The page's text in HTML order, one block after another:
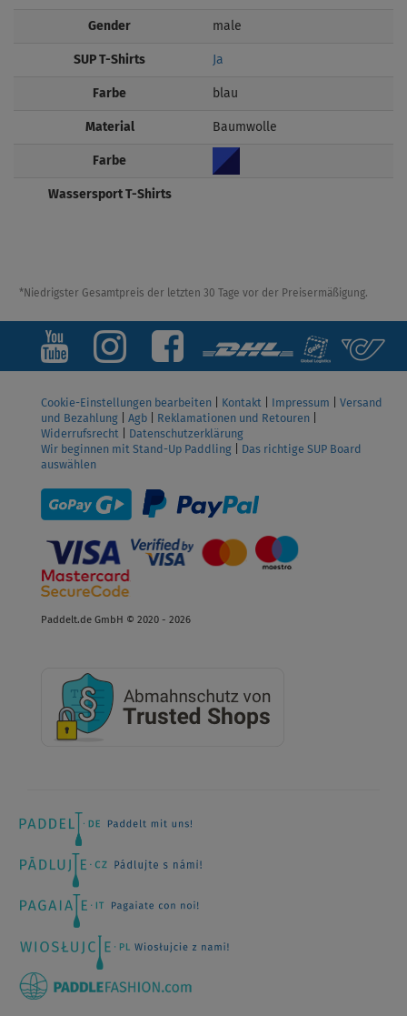
Gender male
SUP T-Shirts Ja
Farbe blau
Material Baumwolle
Farbe
Wassersport T-Shirts
*Niedrigster Gesamtpreis der letzten 30 Tage vor der Preisermäßigung.
Cookie-Einstellungen bearbeiten Kontakt Impressum
Versand
und Bezahlung
Agb Reklamationen und Retouren
Widerrufsrecht
Datenschutzerklärung
Wir beginnen mit Stand-Up Paddling
Das richtige SUP Board
auswählen
Paddelt.de GmbH © 2020 - 2026